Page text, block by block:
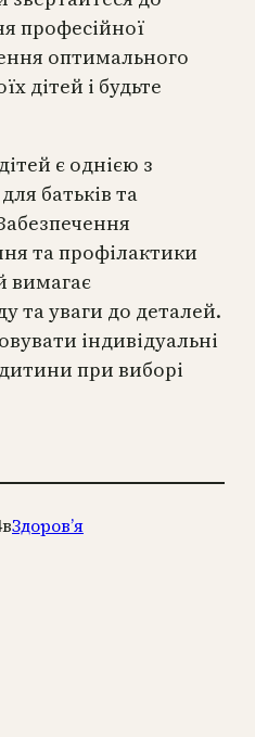
професійної
оптимального
дітей і будьте
є однією з
батьків та
та профілактики
вимагає
та уваги до деталей.
індивідуальні
при виборі
вЗдоров’я